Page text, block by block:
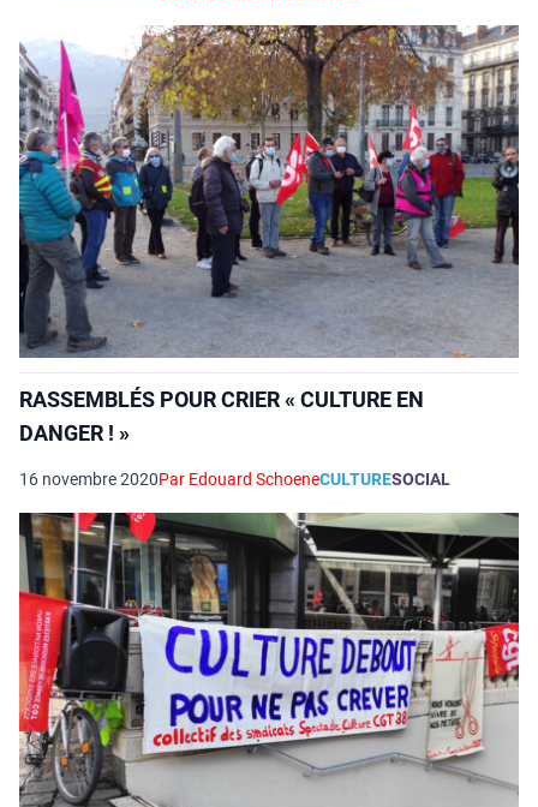
RASSEMBLÉS POUR CRIER « CULTURE EN
DANGER ! »
16 novembre 2020Par Edouard SchoeneCULTURESOCIAL